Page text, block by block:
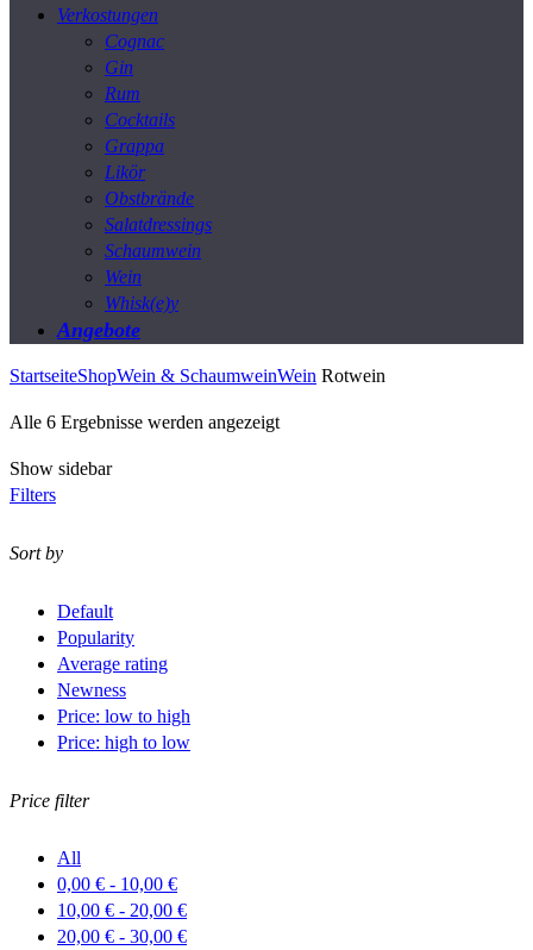
Verkostungen
Cognac
Gin
Rum
Cocktails
Grappa
Likör
Obstbrände
Salatdressings
Schaumwein
Wein
Whisk(e)y
Angebote
StartseiteShopWein & SchaumweinWein Rotwein
Alle 6 Ergebnisse werden angezeigtNach
Show sidebar
Filters
Sort by
Default
Popularity
Average rating
Newness
Price: low to high
Price: high to low
Price filter
All
0,00 € - 10,00 €
10,00 € - 20,00 €
20,00 € - 30,00 €